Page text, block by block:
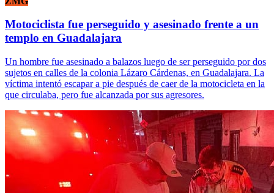
Motociclista fue perseguido y asesinado frente a un
templo en Guadalajara
Un hombre fue asesinado a balazos luego de ser perseguido por dos
sujetos en calles de la colonia Lázaro Cárdenas, en Guadalajara. La
víctima intentó escapar a pie después de caer de la motocicleta en la
que circulaba, pero fue alcanzada por sus agresores.